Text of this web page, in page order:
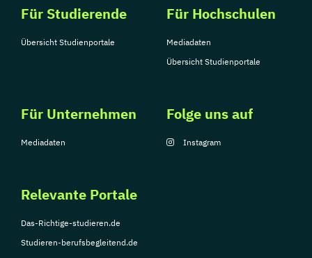
Für Studierende
Übersicht Studienportale
Für Hochschulen
Mediadaten
Übersicht Studienportale
Für Unternehmen
Mediadaten
Relevante Portale
Das-Richtige-studieren.de
Studieren-berufsbegleitend.de
Folge uns auf
Instagram